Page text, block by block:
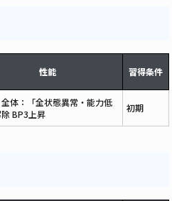
性能 習得条件
体：「全状態異常・能力低
BP3上昇
初期